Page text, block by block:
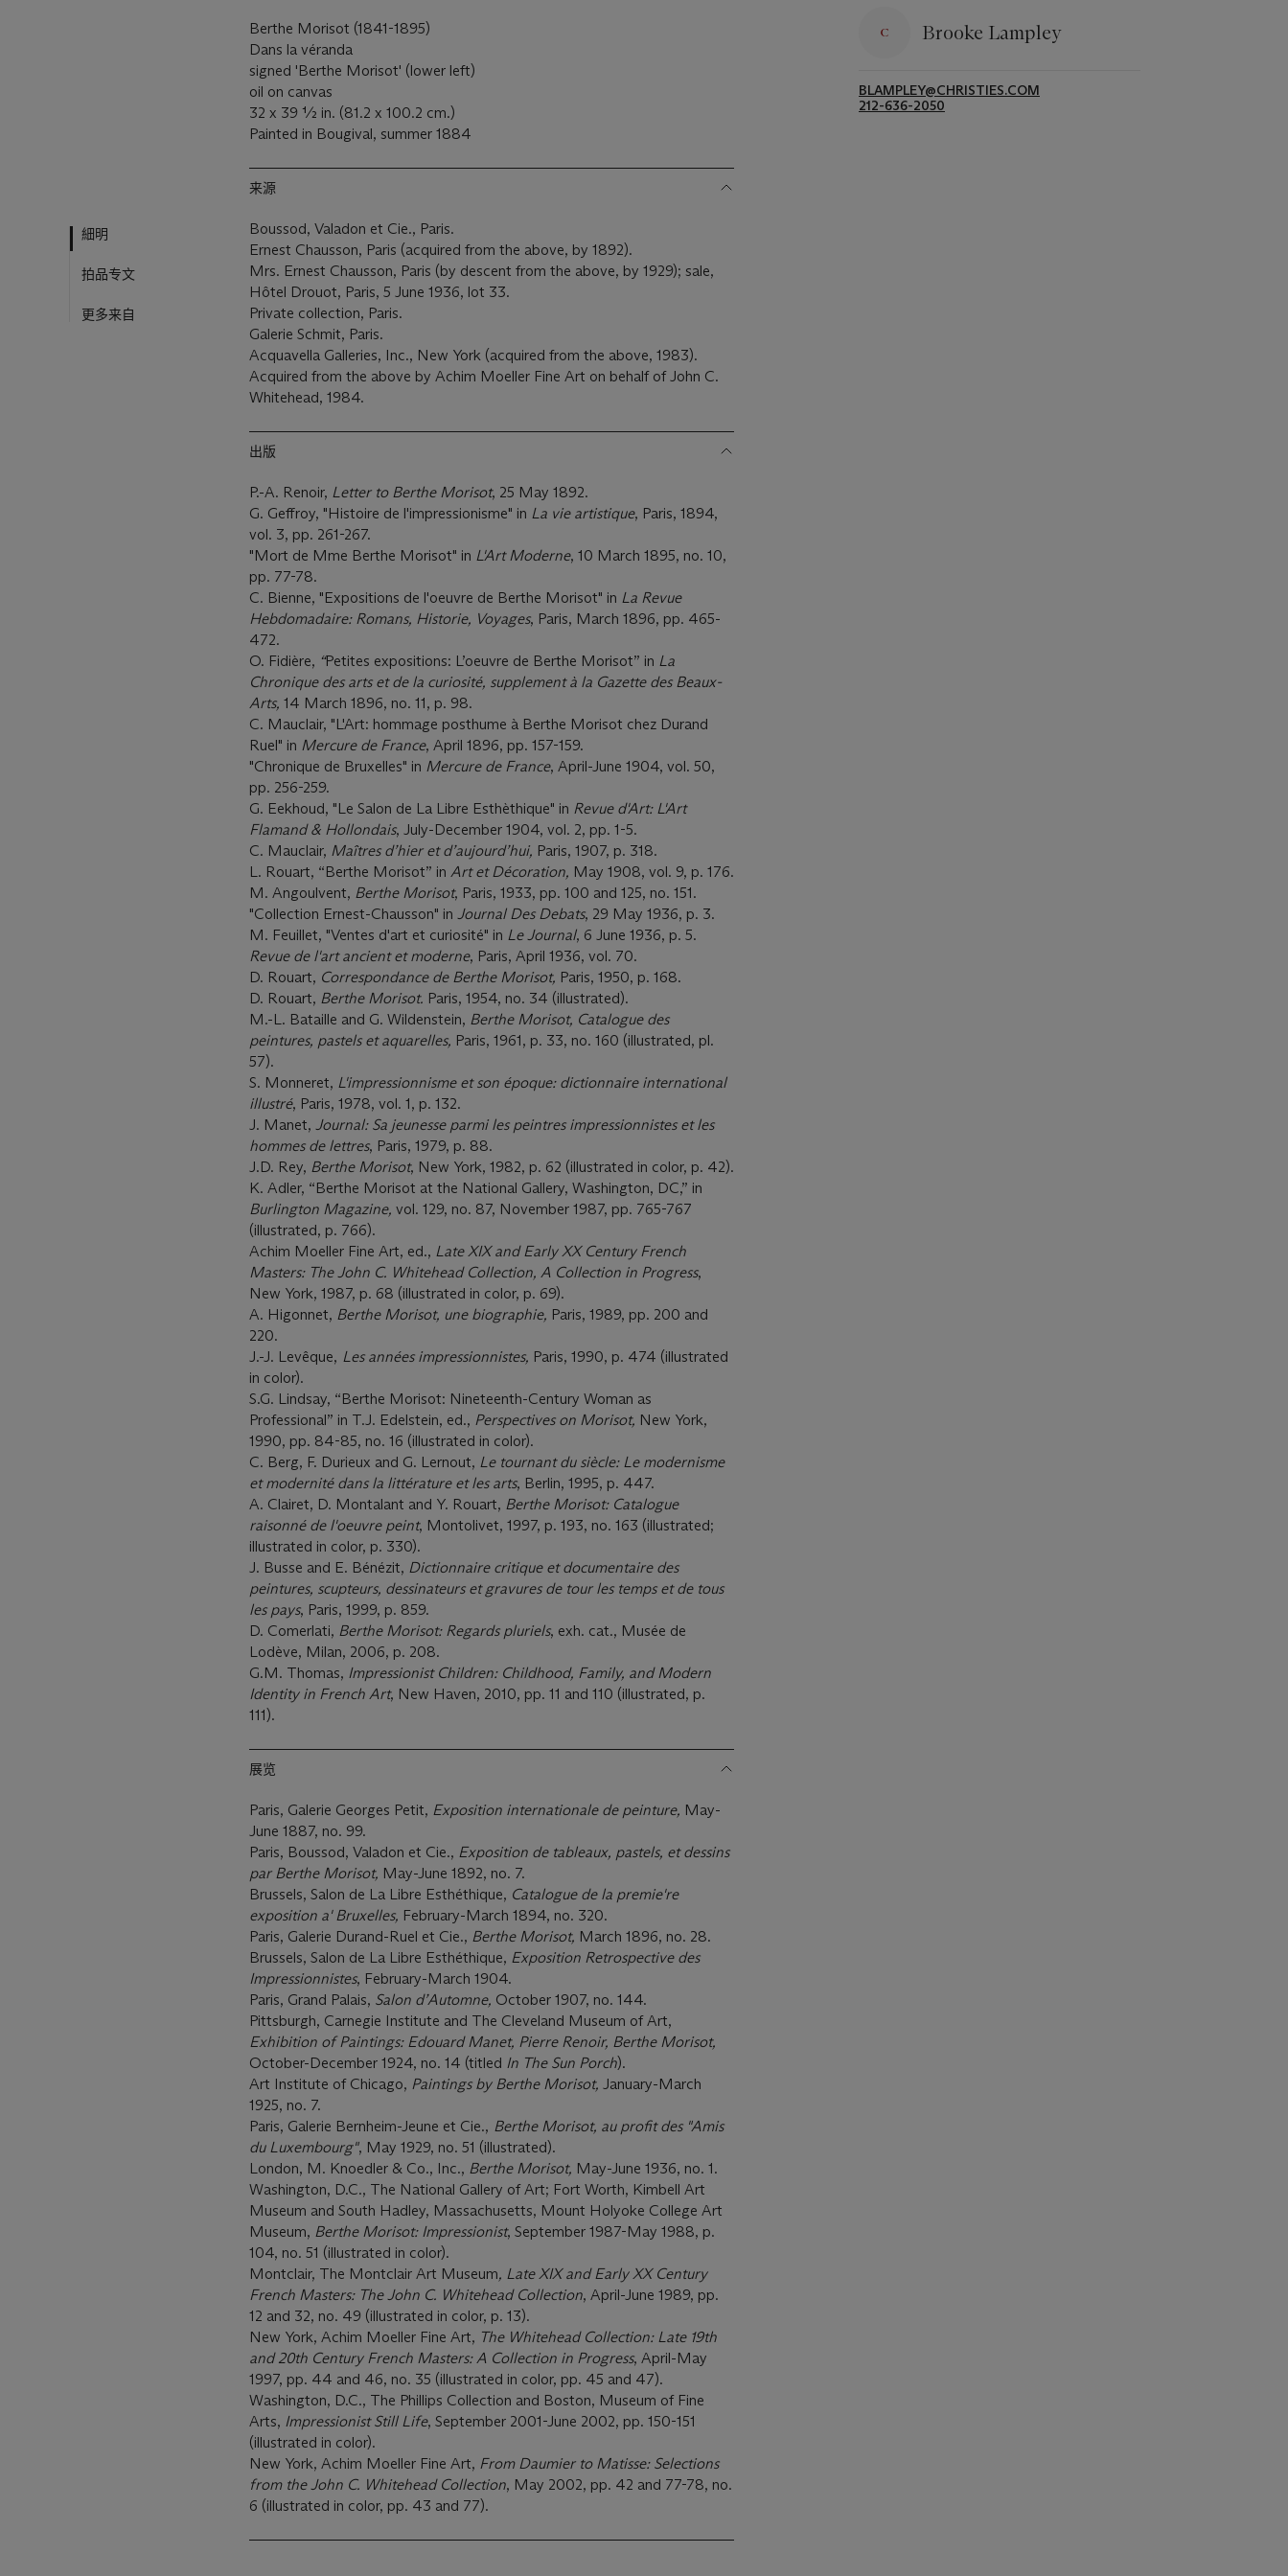
細明
拍品专文
更多来自
Berthe Morisot (1841-1895)
Dans la véranda
signed 'Berthe Morisot' (lower left)
oil on canvas
32 x 39 ½ in. (81.2 x 100.2 cm.)
Painted in Bougival, summer 1884
来源
Boussod, Valadon et Cie., Paris.
Ernest Chausson, Paris (acquired from the above, by 1892).
Mrs. Ernest Chausson, Paris (by descent from the above, by 1929); sale,
Hôtel Drouot, Paris, 5 June 1936, lot 33.
Private collection, Paris.
Galerie Schmit, Paris.
Acquavella Galleries, Inc., New York (acquired from the above, 1983).
Acquired from the above by Achim Moeller Fine Art on behalf of John C.
Whitehead, 1984.
出版
P.-A. Renoir, Letter to Berthe Morisot, 25 May 1892.
G. Geffroy, "Histoire de l'impressionisme" in La vie artistique, Paris, 1894,
vol. 3, pp. 261-267.
"Mort de Mme Berthe Morisot" in L'Art Moderne, 10 March 1895, no. 10,
pp. 77-78.
C. Bienne, "Expositions de l'oeuvre de Berthe Morisot" in La Revue
Hebdomadaire: Romans, Historie, Voyages, Paris, March 1896, pp. 465-
472.
O. Fidière, “Petites expositions: L’oeuvre de Berthe Morisot” in La
Chronique des arts et de la curiosité, supplement à la Gazette des Beaux-
Arts, 14 March 1896, no. 11, p. 98.
C. Mauclair, "L'Art: hommage posthume à Berthe Morisot chez Durand
Ruel" in Mercure de France, April 1896, pp. 157-159.
"Chronique de Bruxelles" in Mercure de France, April-June 1904, vol. 50,
pp. 256-259.
G. Eekhoud, "Le Salon de La Libre Esthèthique" in Revue d'Art: L'Art
Flamand & Hollondais, July-December 1904, vol. 2, pp. 1-5.
C. Mauclair, Maîtres d’hier et d’aujourd’hui, Paris, 1907, p. 318.
L. Rouart, “Berthe Morisot” in Art et Décoration, May 1908, vol. 9, p. 176.
M. Angoulvent, Berthe Morisot, Paris, 1933, pp. 100 and 125, no. 151.
"Collection Ernest-Chausson" in Journal Des Debats, 29 May 1936, p. 3.
M. Feuillet, "Ventes d'art et curiosité" in Le Journal, 6 June 1936, p. 5.
Revue de l'art ancient et moderne, Paris, April 1936, vol. 70.
D. Rouart, Correspondance de Berthe Morisot, Paris, 1950, p. 168.
D. Rouart, Berthe Morisot. Paris, 1954, no. 34 (illustrated).
M.-L. Bataille and G. Wildenstein, Berthe Morisot, Catalogue des
peintures, pastels et aquarelles, Paris, 1961, p. 33, no. 160 (illustrated, pl.
57).
S. Monneret, L'impressionnisme et son époque: dictionnaire international
illustré, Paris, 1978, vol. 1, p. 132.
J. Manet, Journal: Sa jeunesse parmi les peintres impressionnistes et les
hommes de lettres, Paris, 1979, p. 88.
J.D. Rey, Berthe Morisot, New York, 1982, p. 62 (illustrated in color, p. 42).
K. Adler, “Berthe Morisot at the National Gallery, Washington, DC,” in
Burlington Magazine, vol. 129, no. 87, November 1987, pp. 765-767
(illustrated, p. 766).
Achim Moeller Fine Art, ed., Late XIX and Early XX Century French
Masters: The John C. Whitehead Collection, A Collection in Progress,
New York, 1987, p. 68 (illustrated in color, p. 69).
A. Higonnet, Berthe Morisot, une biographie, Paris, 1989, pp. 200 and
220.
J.-J. Levêque, Les années impressionnistes, Paris, 1990, p. 474 (illustrated
in color).
S.G. Lindsay, “Berthe Morisot: Nineteenth-Century Woman as
Professional” in T.J. Edelstein, ed., Perspectives on Morisot, New York,
1990, pp. 84-85, no. 16 (illustrated in color).
C. Berg, F. Durieux and G. Lernout, Le tournant du siècle: Le modernisme
et modernité dans la littérature et les arts, Berlin, 1995, p. 447.
A. Clairet, D. Montalant and Y. Rouart, Berthe Morisot: Catalogue
raisonné de l'oeuvre peint, Montolivet, 1997, p. 193, no. 163 (illustrated;
illustrated in color, p. 330).
J. Busse and E. Bénézit, Dictionnaire critique et documentaire des
peintures, scupteurs, dessinateurs et gravures de tour les temps et de tous
les pays, Paris, 1999, p. 859.
D. Comerlati, Berthe Morisot: Regards pluriels, exh. cat., Musée de
Lodève, Milan, 2006, p. 208.
G.M. Thomas, Impressionist Children: Childhood, Family, and Modern
Identity in French Art, New Haven, 2010, pp. 11 and 110 (illustrated, p.
111).
展览
Paris, Galerie Georges Petit, Exposition internationale de peinture, May-
June 1887, no. 99.
Paris, Boussod, Valadon et Cie., Exposition de tableaux, pastels, et dessins
par Berthe Morisot, May-June 1892, no. 7.
Brussels, Salon de La Libre Esthéthique, Catalogue de la premie're
exposition a' Bruxelles, February-March 1894, no. 320.
Paris, Galerie Durand-Ruel et Cie., Berthe Morisot, March 1896, no. 28.
Brussels, Salon de La Libre Esthéthique, Exposition Retrospective des
Impressionnistes, February-March 1904.
Paris, Grand Palais, Salon d’Automne, October 1907, no. 144.
Pittsburgh, Carnegie Institute and The Cleveland Museum of Art,
Exhibition of Paintings: Edouard Manet, Pierre Renoir, Berthe Morisot,
October-December 1924, no. 14 (titled In The Sun Porch).
Art Institute of Chicago, Paintings by Berthe Morisot, January-March
1925, no. 7.
Paris, Galerie Bernheim-Jeune et Cie., Berthe Morisot, au profit des "Amis
du Luxembourg", May 1929, no. 51 (illustrated).
London, M. Knoedler & Co., Inc., Berthe Morisot, May-June 1936, no. 1.
Washington, D.C., The National Gallery of Art; Fort Worth, Kimbell Art
Museum and South Hadley, Massachusetts, Mount Holyoke College Art
Museum, Berthe Morisot: Impressionist, September 1987-May 1988, p.
104, no. 51 (illustrated in color).
Montclair, The Montclair Art Museum, Late XIX and Early XX Century
French Masters: The John C. Whitehead Collection, April-June 1989, pp.
12 and 32, no. 49 (illustrated in color, p. 13).
New York, Achim Moeller Fine Art, The Whitehead Collection: Late 19th
and 20th Century French Masters: A Collection in Progress, April-May
1997, pp. 44 and 46, no. 35 (illustrated in color, pp. 45 and 47).
Washington, D.C., The Phillips Collection and Boston, Museum of Fine
Arts, Impressionist Still Life, September 2001-June 2002, pp. 150-151
(illustrated in color).
New York, Achim Moeller Fine Art, From Daumier to Matisse: Selections
from the John C. Whitehead Collection, May 2002, pp. 42 and 77-78, no.
6 (illustrated in color, pp. 43 and 77).
Brooke Lampley
BLAMPLEY@CHRISTIES.COM
212-636-2050